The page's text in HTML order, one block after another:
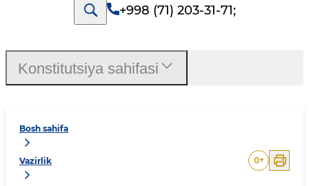
+998 (71) 203-31-71;
Bosh sahifa
Vazirlik 0+
Konstitutsiya sahifasi